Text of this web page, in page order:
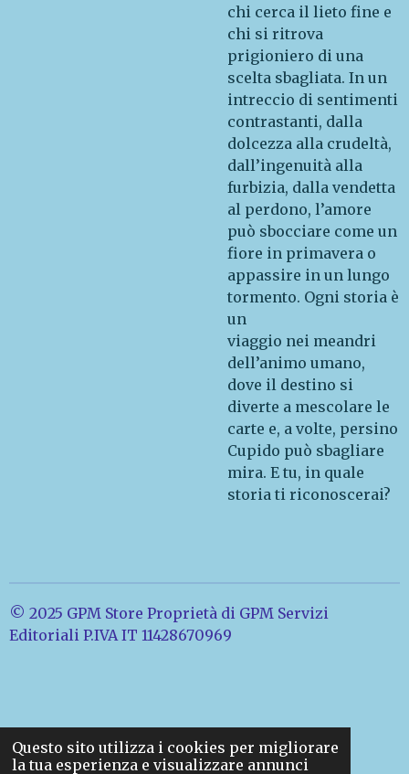
Questo sito utilizza i cookies per migliorare
la tua esperienza e visualizzare annunci
chi cerca il lieto fine e
chi si ritrova
prigioniero di una
scelta sbagliata. In un
intreccio di sentimenti
contrastanti, dalla
dolcezza alla crudeltà,
dall’ingenuità alla
furbizia, dalla vendetta
al perdono, l’amore
può sbocciare come un
fiore in primavera o
appassire in un lungo
tormento. Ogni storia è
un
viaggio nei meandri
dell’animo umano,
dove il destino si
diverte a mescolare le
carte e, a volte, persino
Cupido può sbagliare
mira. E tu, in quale
storia ti riconoscerai?
© 2025 GPM Store Proprietà di GPM Servizi
Editoriali P.IVA IT 11428670969